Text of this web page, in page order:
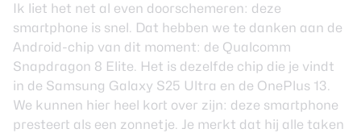
Ik liet het net al even doorschemeren: deze
smartphone is snel. Dat hebben we te danken aan de
Android-chip van dit moment: de Qualcomm
Snapdragon 8 Elite. Het is dezelfde chip die je vindt
in de Samsung Galaxy S25 Ultra en de OnePlus 13.
We kunnen hier heel kort over zijn: deze smartphone
presteert als een zonnetje. Je merkt dat hij alle taken